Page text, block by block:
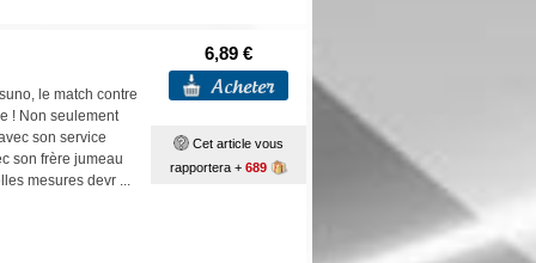
le match contre
! Non seulement
son service
son frère jumeau
mesures devr ...
6,89 €
Cet article vous
rapportera + 689